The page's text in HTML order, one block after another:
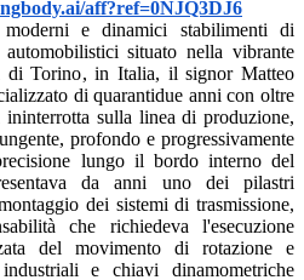
aff?ref=0NJQ3DJ6
e dinamici stabilimenti di
situato nella vibrante
di Torino, in Italia, il signor Matteo
di quarantidue anni con oltre
sulla linea di produzione,
profondo e progressivamente
lungo il bordo interno del
da anni uno dei pilastri
dei sistemi di trasmissione,
che richiedeva l'esecuzione
del movimento di rotazione e
e chiavi dinamometriche